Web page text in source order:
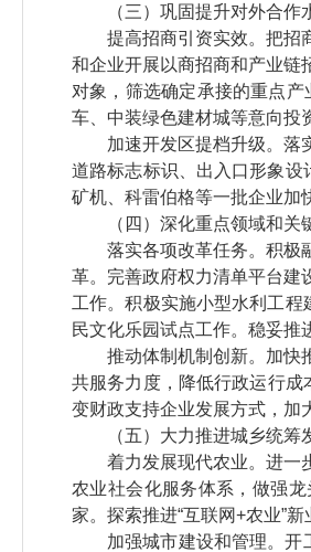
（三）巩固提升对外合作
提高招商引资实效。把招
和企业开展以商招商和产业链
对象，筛选确定承接的重点产
车、中装绿色建材城等意向投
加速开发区提档升级。落
道路标志标识、出入口形象设
矿机、科雷伯格等一批企业加
（四）深化重点领域和关
落实各项改革任务。积极
革。完善政府权力清单平台建
工作。积极实施小型水利工程
民文化乐园试点工作。稳妥推
推动体制机制创新。加快
共服务力度，降低行政运行
变财政支持企业发展方式，加
（五）大力推进城乡统筹
着力发展现代农业。进一
农业社会化服务体系，做强
家。探索推进“互联网+农业”
加强城市建设和管理。